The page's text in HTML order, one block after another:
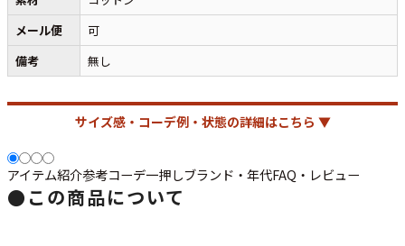
すべてのマニアックを見る
Search by Period年代から探す
60年代 50年代
メール便
可
備考
無し
サイズ感・コーデ例・状態の詳細はこちら ▼
アイテム紹介参考コーデ一押しブランド・年代FAQ・レビュー
● この商品について